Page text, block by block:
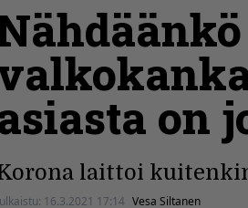
on
laittoi
16.3.2021 17:14 Vesa Siltanen